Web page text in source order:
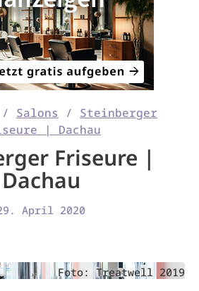
/ Salons / Steinberger
| Dachau
Friseure |
Dachau
April 2020
Foto: Treatwell 2019